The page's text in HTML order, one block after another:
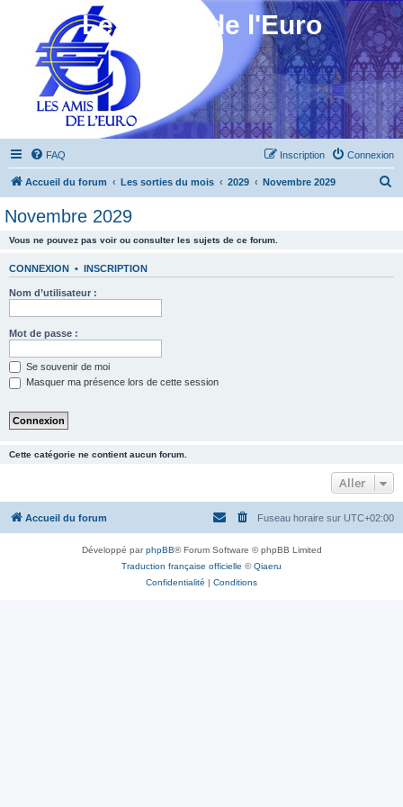
Les Amis de l'Euro
FAQ Connexion
Inscription
Accueil du forum Les sorties du mois 2029 Novembre 2029
Novembre 2029
Vous ne pouvez pas voir ou consulter les sujets de ce forum.
CONNEXION • INSCRIPTION
Nom d’utilisateur :
Mot de passe :
Se souvenir de moi
Masquer ma présence lors de cette session
Cette catégorie ne contient aucun forum.
Aller
Accueil du forum Fuseau horaire sur UTC+02:00
Développé parphpBB® Forum Software © phpBB Limited
Traduction française officielle ©Qiaeru
Confidentialité | Conditions